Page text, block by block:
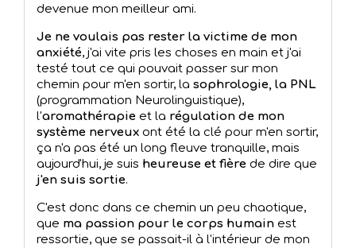
devenue mon meilleur ami.
Je ne voulais pas rester la victime de mon
anxiété, j'ai vite pris les choses en main et j'ai
testé tout ce qui pouvait passer sur mon
chemin pour m'en sortir, la sophrologie, la PNL
(programmation Neurolinguistique),
l'aromathérapie et la régulation de mon
système nerveux ont été la clé pour m'en sortir,
ça n'a pas été un long fleuve tranquille, mais
aujourd'hui, je suis heureuse et fière de dire que
j'en suis sortie.
C'est donc dans ce chemin un peu chaotique,
que ma passion pour le corps humain est
ressortie, que se passait-il à l'intérieur de mon